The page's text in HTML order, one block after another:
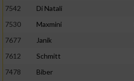
7542
Di Natali
7530
Maxmini
7677
Janik
7612
Schmitt
7478
Biber